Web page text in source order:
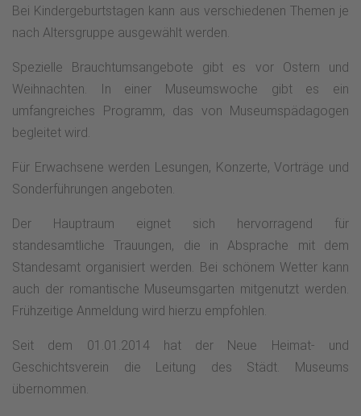
Bei Kindergeburtstagen kann aus verschiedenen Themen je
nach Altersgruppe ausgewählt werden.
Spezielle Brauchtumsangebote gibt es vor Ostern und
Weihnachten. In einer Museumswoche gibt es ein
umfangreiches Programm, das von Museumspädagogen
begleitet wird.
Für Erwachsene werden Lesungen, Konzerte, Vorträge und
Sonderführungen angeboten.
Der Hauptraum eignet sich hervorragend für
standesamtliche Trauungen, die in Absprache mit dem
Standesamt organisiert werden. Bei schönem Wetter kann
auch der romantische Museumsgarten mitgenutzt werden.
Frühzeitige Anmeldung wird hierzu empfohlen.
Seit dem 01.01.2014 hat der Neue Heimat- und
Geschichtsverein die Leitung des Städt. Museums
übernommen.